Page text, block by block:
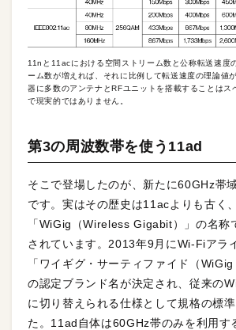
11nと11acにおける空間ストリーム数と公称転送速度
ーム数が増えれば、それに比例して転送速度の理論値
器に多数のアンテナとRFユニットを搭載することはス
で現実的ではありません。
第3の周波数帯を使う11ad
そこで登場したのが、新たに60GHz帯
です。実はその歴史は11acよりも古く、
「WiGig（Wireless Gigabit）」の名称
されています。2013年9月にWi-Fiアラ
「ワイギグ・サーティファイド（
の認定ブランド名が決定され、従来の
に切り替えられる仕様として規格の標
た。11ad自体は60GHz帯のみを利用す